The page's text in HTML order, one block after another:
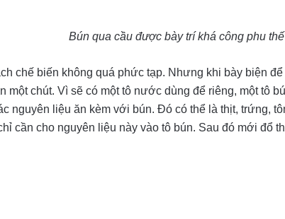
Bún qua cầu được bày trí khá công phu
chế biến không quá phức tạp. Nhưng khi bày biện
một chút. Vì sẽ có một tô nước dùng để riêng, một tô
nguyên liệu ăn kèm với bún. Đó có thể là thịt, trứng,
cần cho nguyên liệu này vào tô bún. Sau đó mới đổ